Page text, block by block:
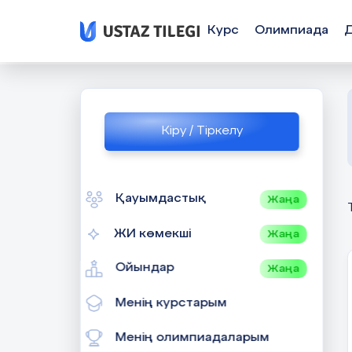
Кіру / Тіркелу
Қауымдастық Жаңа
ЖИ көмекші Жаңа
Ойындар Жаңа
Менің курстарым
Менің олимпиадаларым
Курс Олимпиада